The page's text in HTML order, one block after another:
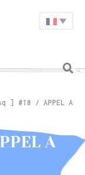
] #18 / APPEL A
A